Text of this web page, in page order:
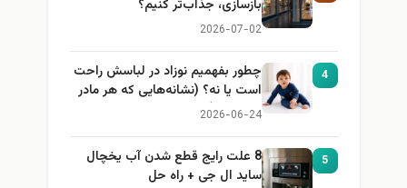
بازسازی، جذاب‌تر کنیم؟
2026-07-02
4
چطور بفهمیم نوزاد در لباسش راحت
است یا نه؟ (نشانه‌هایی که هر مادر
باید بداند)
2026-06-24
5
8 علت رایج قطع شدن آب یخچال
ساید ال جی + راه حل